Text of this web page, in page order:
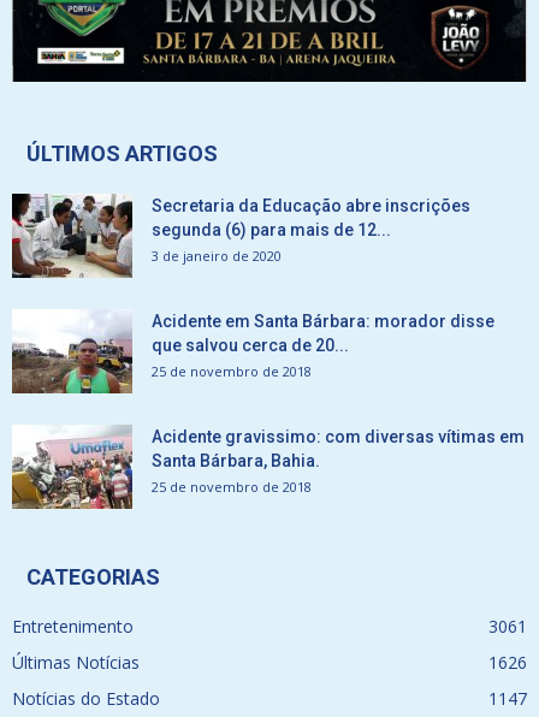
ÚLTIMOS ARTIGOS
Secretaria da Educação abre inscrições
segunda (6) para mais de 12...
3 de janeiro de 2020
Acidente em Santa Bárbara: morador disse
que salvou cerca de 20...
25 de novembro de 2018
Acidente gravissimo: com diversas vítimas em
Santa Bárbara, Bahia.
25 de novembro de 2018
CATEGORIAS
Entretenimento
3061
Últimas Notícias
1626
Notícias do Estado
1147